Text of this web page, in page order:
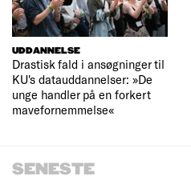
UDDANNELSE
Drastisk fald i ansøgninger til
KU's datauddannelser: »De
unge handler på en forkert
mavefornemmelse«
SENESTE